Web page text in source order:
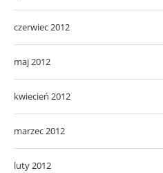
czerwiec 2012
maj 2012
kwiecień 2012
marzec 2012
luty 2012